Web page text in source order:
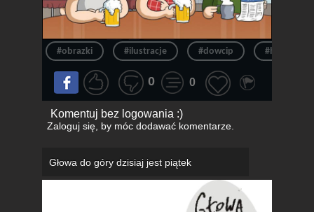
#obrazki #ilustracje #dowcip #heheszki
0 0
Komentuj bez logowania :)
Zaloguj się, by móc dodawać komentarze.
Głowa do góry dzisiaj jest piątek